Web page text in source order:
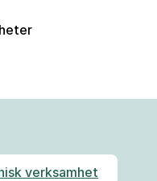
verksamhet